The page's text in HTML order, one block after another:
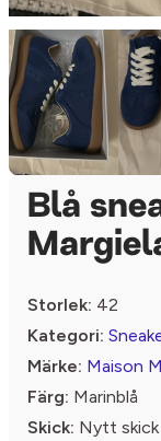
Blå
Storlek: 42
Kategori:
Märke: Maison
Färg: Marinblå
Skick: Nytt skick